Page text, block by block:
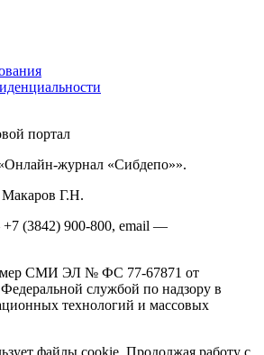
портал
журнал «Сибдепо»».
Г.Н.
(3842) 900-800, email —
СМИ ЭЛ № ФС 77-67871 от
службой по надзору в
технологий и массовых
файлы cookie. Продолжая работу с